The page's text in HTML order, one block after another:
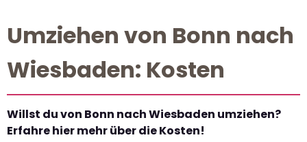
Umziehen von Bonn nach
Wiesbaden: Kosten
Willst du von Bonn nach Wiesbaden umziehen?
Erfahre hier mehr über die Kosten!